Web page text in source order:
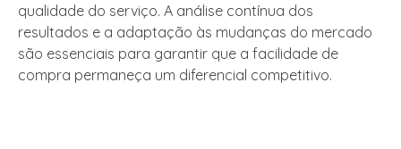
qualidade do serviço. A análise contínua dos
resultados e a adaptação às mudanças do mercado
são essenciais para garantir que a facilidade de
compra permaneça um diferencial competitivo.